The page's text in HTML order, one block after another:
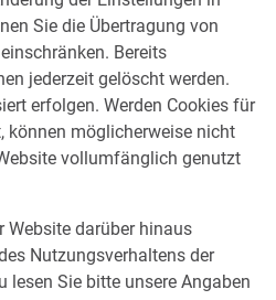
Sie die Übertragung von
Bereits
jederzeit gelöscht werden.
erfolgen. Werden Cookies für
können möglicherweise nicht
vollumfänglich genutzt
Website darüber hinaus
Nutzungsverhaltens der
lesen Sie bitte unsere Angaben